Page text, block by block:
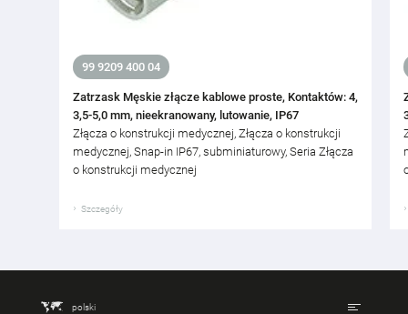
99 9209 400 04
Zatrzask Męskie złącze kablowe proste, Kontaktów: 4,
3,5-5,0 mm, nieekranowany, lutowanie, IP67
Złącza o konstrukcji medycznej, Złącza o konstrukcji
medycznej, Snap-in IP67, subminiaturowy, Seria Złącza
o konstrukcji medycznej
Szczegóły
polski